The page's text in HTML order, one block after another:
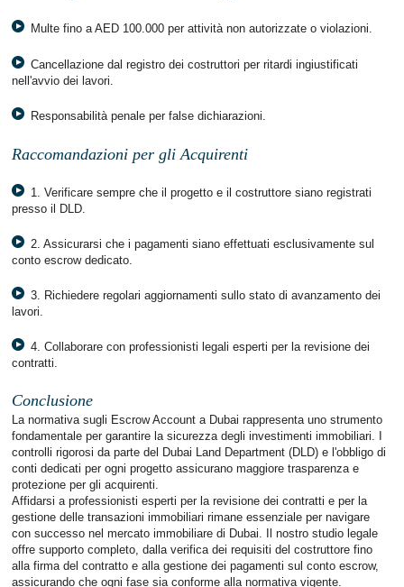
Multe fino a AED 100.000 per attività non autorizzate o violazioni.
Cancellazione dal registro dei costruttori per ritardi ingiustificati
nell'avvio dei lavori.
Responsabilità penale per false dichiarazioni.
Raccomandazioni per gli Acquirenti
1. Verificare sempre che il progetto e il costruttore siano registrati
presso il DLD.
2. Assicurarsi che i pagamenti siano effettuati esclusivamente sul
conto escrow dedicato.
3. Richiedere regolari aggiornamenti sullo stato di avanzamento dei
lavori.
4. Collaborare con professionisti legali esperti per la revisione dei
contratti.
Conclusione
La normativa sugli Escrow Account a Dubai rappresenta uno strumento
fondamentale per garantire la sicurezza degli investimenti immobiliari. I
controlli rigorosi da parte del Dubai Land Department (DLD) e l'obbligo di
conti dedicati per ogni progetto assicurano maggiore trasparenza e
protezione per gli acquirenti.
Affidarsi a professionisti esperti per la revisione dei contratti e per la
gestione delle transazioni immobiliari rimane essenziale per navigare
con successo nel mercato immobiliare di Dubai. Il nostro studio legale
offre supporto completo, dalla verifica dei requisiti del costruttore fino
alla firma del contratto e alla gestione dei pagamenti sul conto escrow,
assicurando che ogni fase sia conforme alla normativa vigente.